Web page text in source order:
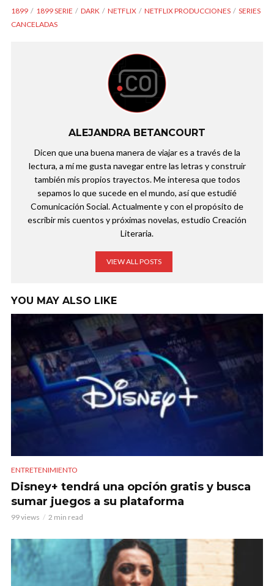
1899 1899 SERIE DARK NETFLIX NETFLIX PRODUCCIONES
SERIES
CANCELADAS
ALEJANDRA BETANCOURT
Dicen que una buena manera de viajar es a través de la
lectura, a mí me gusta navegar entre las letras y construir
también mis propios trayectos. Me interesa que todos
sepamos lo que sucede en el mundo, así que estudié
Comunicación Social. Actualmente y con el propósito de
escribir mis cuentos y próximas novelas, estudio Creación
Literaria.
VIEW ALL POSTS
YOU MAY ALSO LIKE
ENTRETENIMIENTO
Disney+ tendrá una opción gratis y busca
sumar juegos a su plataforma
99 views 2 min read